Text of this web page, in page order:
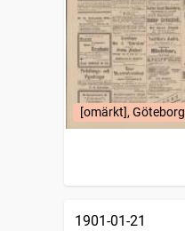
[omärkt], Göteborg
1901-01-21